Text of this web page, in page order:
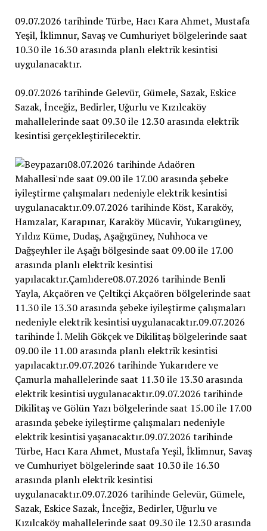
09.07.2026 tarihinde Türbe, Hacı Kara Ahmet, Mustafa
Yeşil, İklimnur, Savaş ve Cumhuriyet bölgelerinde saat
10.30 ile 16.30 arasında planlı elektrik kesintisi
uygulanacaktır.
09.07.2026 tarihinde Gelevür, Gümele, Sazak, Eskice
Sazak, İnceğiz, Bedirler, Uğurlu ve Kızılcaköy
mahallelerinde saat 09.30 ile 12.30 arasında elektrik
kesintisi gerçekleştirilecektir.